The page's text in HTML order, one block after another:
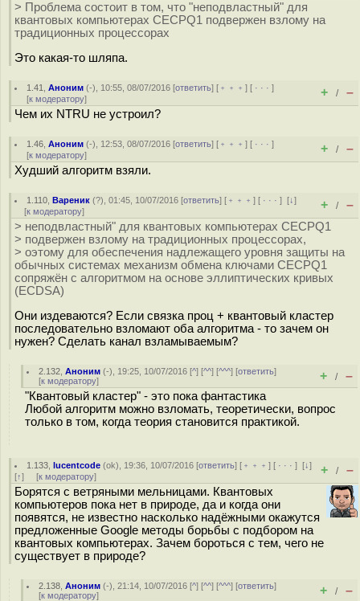
> Проблема состоит в том, что "неподвластный" для
квантовых компьютерах CECPQ1 подвержен взлому на
традиционных процессорах
Это какая-то шляпа.
1.41 ,Аноним (-), 10:55, 08/07/2016 [ответить] [ ﹢﹢﹢] [ · · ·]
[к модератору] + / –
Чем их NTRU не устроил?
1.46 ,Аноним (-), 12:53, 08/07/2016 [ответить] [ ﹢﹢﹢] [ · · ·]
[к модератору] + / –
Худший алгоритм взяли.
1.110 ,Вареник (?), 01:45, 10/07/2016 [ответить] [ ﹢﹢﹢] [ · · ·][↓]
[к модератору] + / –
> неподвластный" для квантовых компьютерах CECPQ1
> подвержен взлому на традиционных процессорах,
> оэтому для обеспечения надлежащего уровня защиты на
обычных системах механизм обмена ключами CECPQ1
сопряжён с алгоритмом на основе эллиптических кривых
(ECDSA)
Они издеваются? Если связка проц + квантовый кластер
последовательно взломают оба алгоритма - то зачем он
нужен? Сделать канал взламываемым?
2.132 ,Аноним (-), 19:25, 10/07/2016 [^] [^^] [^^^] [ответить]
[к модератору] + / –
"Квантовый кластер" - это пока фантастика
Любой алгоритм можно взломать, теоретически, вопрос
только в том, когда теория становится практикой.
1.133 ,lucentcode (ok), 19:36, 10/07/2016 [ответить] [ ﹢﹢﹢] [ · · ·][↓]
[↑] [к модератору] + / –
Борятся с ветряными мельницами. Квантовых
компьютеров пока нет в природе, да и когда они
появятся, не известно насколько надёжными окажутся
предложенные Google методы борьбы с подбором на
квантовых компьютерах. Зачем бороться с тем, чего не
существует в природе?
2.138 ,Аноним (-), 21:14, 10/07/2016 [^] [^^] [^^^] [ответить]
[к модератору] + / –